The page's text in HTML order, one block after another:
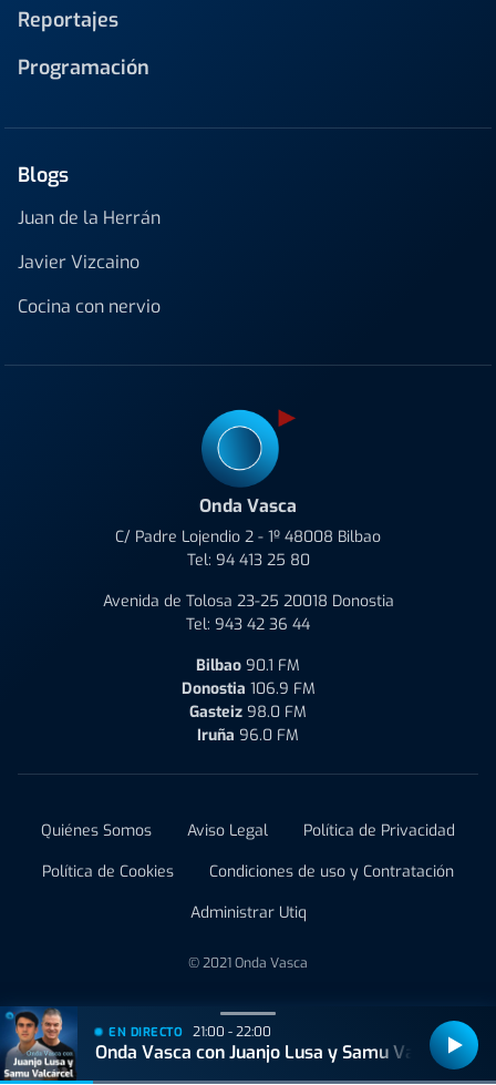
Reportajes
Programación
Blogs
Juan de la Herrán
Javier Vizcaino
Cocina con nervio
Onda Vasca
C/ Padre Lojendio 2 - 1º 48008 Bilbao
Tel: 94 413 25 80
Avenida de Tolosa 23-25 20018 Donostia
Tel: 943 42 36 44
Bilbao 90.1 FM
Donostia 106.9 FM
Gasteiz 98.0 FM
Iruña 96.0 FM
Quiénes Somos Aviso Legal
Política de Privacidad
Política de Cookies
Condiciones de uso y Contratación
Administrar Utiq
© 2021 Onda Vasca
EN DIRECTO 21:00 - 22:00
Onda Vasca con Juanjo Lusa y Samu Valcárcel